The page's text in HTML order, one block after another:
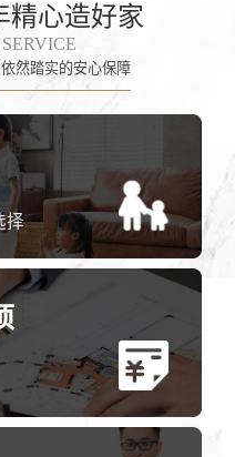
精心造好家
然踏实的安心保障
择